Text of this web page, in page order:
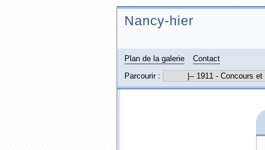
Nancy-hier
Plan de la galerie
Contact
Parcourir :